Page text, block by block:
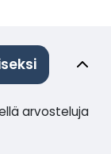
arvosteluja